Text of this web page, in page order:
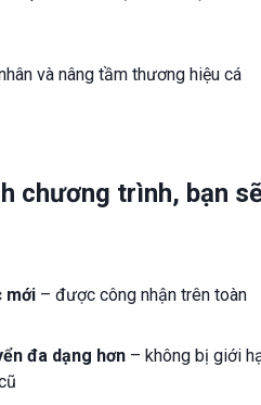
và nâng tầm thương hiệu cá
chương trình, bạn
mới – được công nhận trên toàn
đa dạng hơn – không bị giới